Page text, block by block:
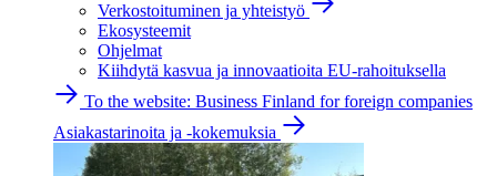
Verkostoituminen ja yhteistyö
Ekosysteemit
Ohjelmat
Kiihdytä kasvua ja innovaatioita EU-rahoituksella
To the website: Business Finland for foreign companies
Asiakastarinoita ja -kokemuksia